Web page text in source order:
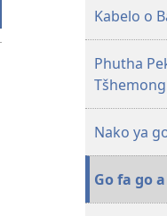
Kabelo o
Phutha
Nako ya
Go fa go